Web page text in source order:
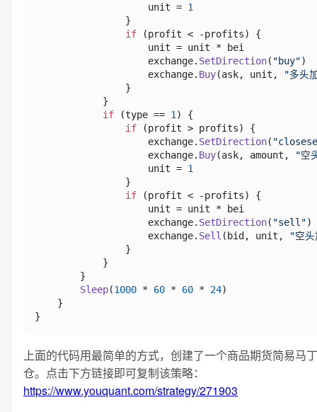
                    unit =
1
                }
if (profit < -profits) {
                    unit = unit * bei
                    exchange.
SetDirection( "buy")
                    exchange.
Buy(ask, unit,
"多头
                }
            }
if (type == 1 ) {
if (profit > profits) {
                    exchange.
SetDirection(
                    exchange.
Buy(ask, amount,
"空
                    unit =
1
                }
if (profit < -profits) {
                    unit = unit * bei
                    exchange.
SetDirection( "sell")
                    exchange.
Sell (bid, unit,
"空头
                }
            }
        }
Sleep(1000 * 60 * 60 * 24)
    }
上面的代码用最简单的方式，创建了一个商品期货简易马
仓。点击下方链接即可复制该策略：
https://www.youquant.com/strategy/271903